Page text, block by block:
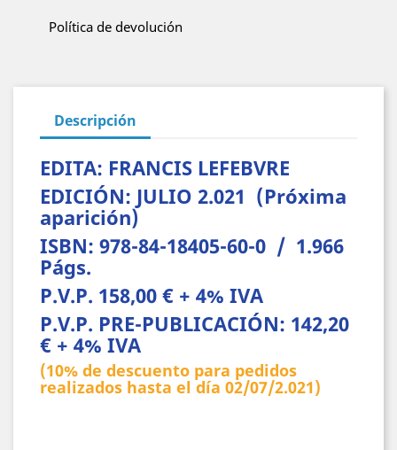
Política de devolución
Descripción
EDITA: FRANCIS LEFEBVRE
EDICIÓN: JULIO 2.021 (Próxima
aparición)
ISBN: 978-84-18405-60-0 / 1.966
Págs.
P.V.P. 158,00 € + 4% IVA
P.V.P. PRE-PUBLICACIÓN: 142,20
€ + 4% IVA
(10% de descuento para pedidos
realizados hasta el día 02/07/2.021)